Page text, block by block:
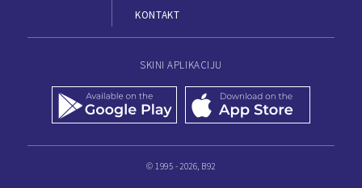
KONTAKT
SKINI APLIKACIJU
© 1995 - 2026, B92